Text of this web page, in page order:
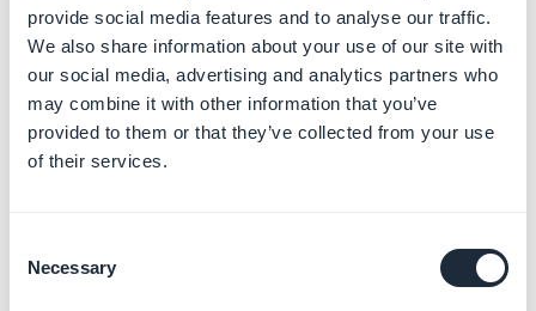
provide social media features and to analyse our traffic.
We also share information about your use of our site with
our social media, advertising and analytics partners who
may combine it with other information that you’ve
provided to them or that they’ve collected from your use
of their services.
Selection
Necessary
9. Haz clic en "Ir a la descripción general de la API" o ve
al menú de la izquierda
API y servicios
Panel de